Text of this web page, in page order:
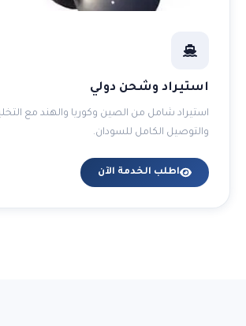
استيراد وشحن دولي
استيراد شامل من الصين وكوريا والهند مع
والتوصيل الكامل للسودان.
اطلب الخدمة الآن